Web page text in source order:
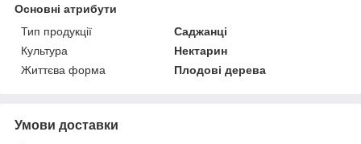
Основні атрибути
Тип продукції
Саджанці
Культура
Нектарин
Життєва форма
Плодові дерева
Умови доставки